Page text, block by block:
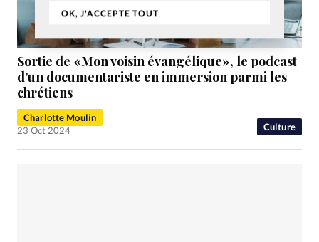
OK, J'ACCEPTE TOUT
Culture
Sortie de «Mon voisin évangélique», le podcast
d’un documentariste en immersion parmi les
chrétiens
Charlotte Moulin
23 Oct 2024